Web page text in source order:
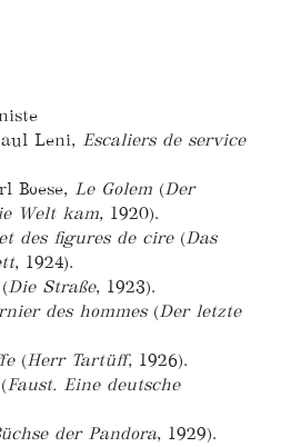
Leni, Escaliers de service
Boese, Le Golem(Der
Welt kam, 1920).
des figures de cire(Das
, 1924).
(Die Straße, 1923).
des hommes(Der letzte
(Herr Tartüff, 1926).
Faust. Eine deutsche
der Pandora, 1929).